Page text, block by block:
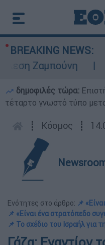
BREAKING NEWS:
Ζαμπούνη
δημοφιλές τώρα:
τέταρτο γνωστό τύπο
┋ Κόσμος ┋
Ενότητες στο άρθρο: 📌
📌 «Είναι ένα στρατόπεδο
📌 Το σχέδιο του Ισραήλ για